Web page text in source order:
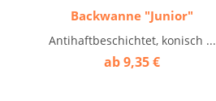
Backwanne "Junior"
Antihaftbeschichtet, konisch ...
ab 9,35 €